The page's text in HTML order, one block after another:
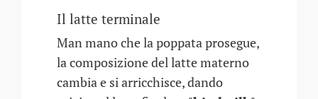
Il latte terminale
Man mano che la poppata prosegue,
la composizione del latte materno
cambia e si arricchisce, dando